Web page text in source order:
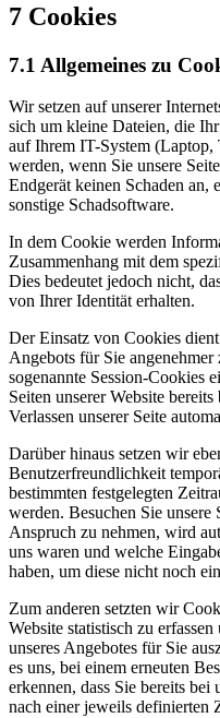
7 Cookies
7.1 Allgemeines zu
Wir setzen auf unserer
sich um kleine Dateien, die
auf Ihrem IT-System (Laptop,
werden, wenn Sie unsere
Endgerät keinen Schaden an,
sonstige Schadsoftware.
In dem Cookie werden
Zusammenhang mit dem
Dies bedeutet jedoch nicht,
von Ihrer Identität erhalten.
Der Einsatz von Cookies
Angebots für Sie
sogenannte Session-Cookies
Seiten unserer Website
Verlassen unserer Seite
Darüber hinaus setzen wir
Benutzerfreundlichkeit
bestimmten festgelegten
werden. Besuchen Sie unsere
Anspruch zu nehmen, wird
uns waren und welche
haben, um diese nicht noch
Zum anderen setzten wir
Website statistisch zu
unseres Angebotes für Sie
es uns, bei einem erneuten
erkennen, dass Sie bereits
nach einer jeweils definierten